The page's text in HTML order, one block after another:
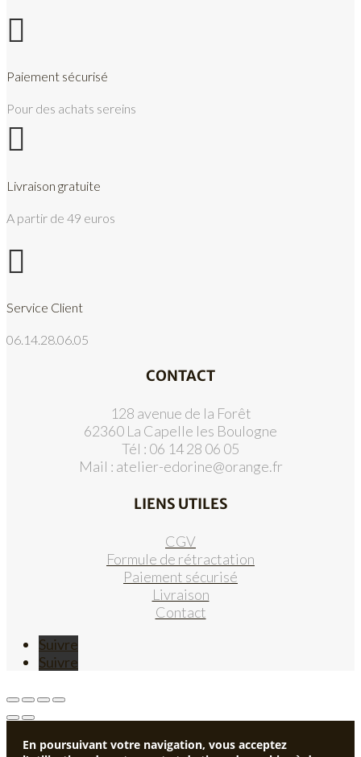

Paiement sécurisé
Pour des achats sereins

Livraison gratuite
A partir de 49 euros

Service Client
06.14.28.06.05
CONTACT
128 avenue de la Forêt
62360 La Capelle les Boulogne
Tél : 06 14 28 06 05
Mail : atelier-edorine@orange.fr
LIENS UTILES
CGV
Formule de rétractation
Paiement sécurisé
Livraison
Contact
Suivre
Suivre
En poursuivant votre navigation, vous acceptez